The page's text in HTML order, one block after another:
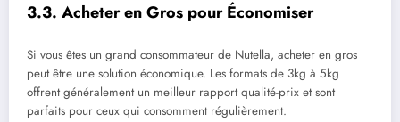
3.3. Acheter en Gros pour Économiser
Si vous êtes un grand consommateur de Nutella, acheter en gros
peut être une solution économique. Les formats de 3kg à 5kg
offrent généralement un meilleur rapport qualité-prix et sont
parfaits pour ceux qui consomment régulièrement.